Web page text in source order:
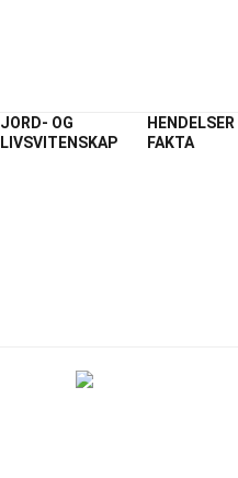
JORD- OG
LIVSVITENSKAP
HENDELSER
FAKTA